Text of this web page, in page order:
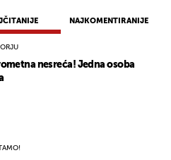
NAJKOMENTIRANIJE
nesreća! Jedna osoba